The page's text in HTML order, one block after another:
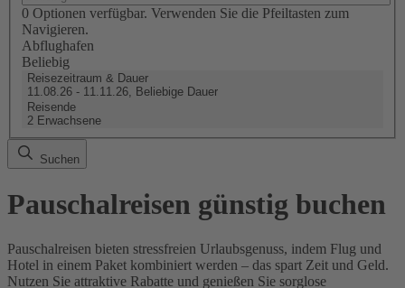
0 Optionen verfügbar. Verwenden Sie die Pfeiltasten zum
Navigieren.
Abflughafen
Beliebig
Reisezeitraum & Dauer
11.08.26 - 11.11.26, Beliebige Dauer
Reisende
2 Erwachsene
Suchen
Pauschalreisen günstig buchen
Pauschalreisen bieten stressfreien Urlaubsgenuss, indem Flug und
Hotel in einem Paket kombiniert werden – das spart Zeit und Geld.
Nutzen Sie attraktive Rabatte und genießen Sie sorglose